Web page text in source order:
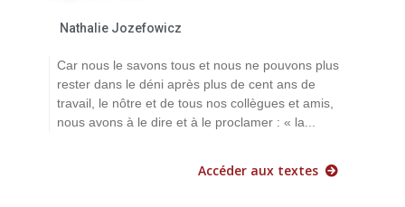
Nathalie Jozefowicz
Car nous le savons tous et nous ne pouvons plus
rester dans le déni après plus de cent ans de
travail, le nôtre et de tous nos collègues et amis,
nous avons à le dire et à le proclamer : « la...
Accéder aux textes